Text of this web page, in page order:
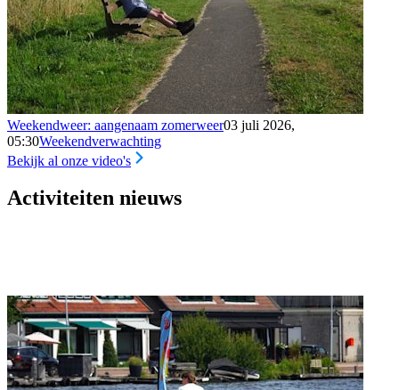
Weekendweer: aangenaam zomerweer03 juli 2026,
05:30Weekendverwachting
Bekijk al onze video's
Activiteiten nieuws